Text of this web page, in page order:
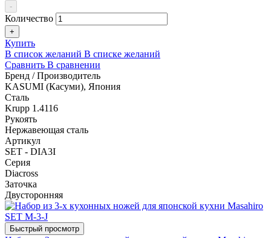
-
Количество
+
Купить
В список желаний В списке желаний
Сравнить В сравнении
Бренд / Производитель
KASUMI (Касуми), Япония
Сталь
Krupp 1.4116
Рукоять
Нержавеющая сталь
Артикул
SET - DIА3I
Серия
Diacross
Заточка
Двусторонняя
Быстрый просмотр